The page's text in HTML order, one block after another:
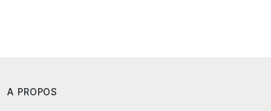
A PROPOS